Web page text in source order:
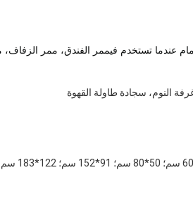
عندما تستخدم فيممر الفندق، ممر الزفاف،
النوم، سجادة طاولة القهوة